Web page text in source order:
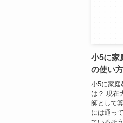
小5に家
の使い
小5に家庭
は？ 現在
師として
には通っ